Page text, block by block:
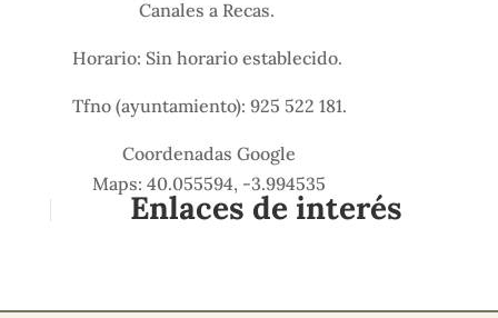
Canales a Recas.
Horario: Sin horario establecido.
Tfno (ayuntamiento): 925 522 181.
Coordenadas Google
Maps: 40.055594, -3.994535
Enlaces de interés